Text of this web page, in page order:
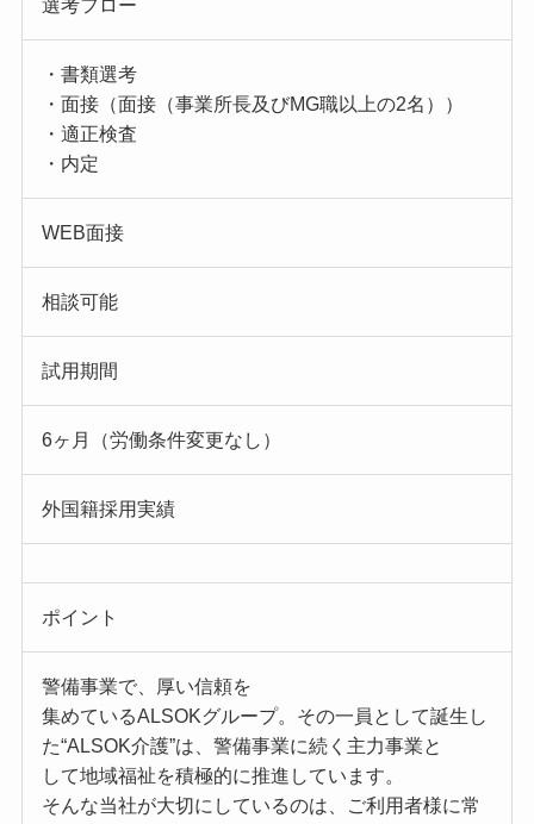
選考フロー
・書類選考
・面接（面接（事業所長及びMG職以上の2名））
・適正検査
・内定
WEB面接
相談可能
試用期間
6ヶ月（労働条件変更なし）
外国籍採用実績
ポイント
警備事業で、厚い信頼を
集めているALSOKグループ。その一員として誕生し
た“ALSOK介護”は、警備事業に続く主力事業と
して地域福祉を積極的に推進しています。
そんな当社が大切にしているのは、ご利用者様に常